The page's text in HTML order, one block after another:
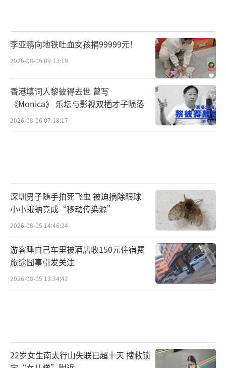
李亚鹏向地铁吐血女孩捐99999元！
2026-08-06 09:13:19
香港填词人黎彼得去世 曾写
《Monica》 乐坛与影视双栖才子陨落
2026-08-06 07:18:17
深圳男子随手拍死飞虫 被迫摘除眼球
小小蛾蚋竟成“移动传染源”
2026-08-05 14:46:24
游客睡自己车里被酒店收150元住宿费
旅途囧事引发关注
2026-08-05 13:34:42
22岁女生南太行山失联已超十天 搜救锁